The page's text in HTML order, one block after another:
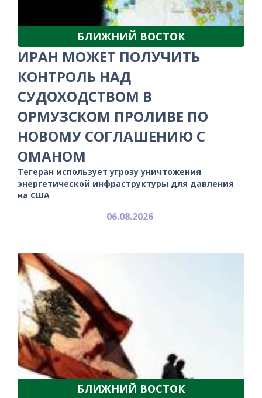
БЛИЖНИЙ ВОСТОК
ИРАН МОЖЕТ ПОЛУЧИТЬ
КОНТРОЛЬ НАД
СУДОХОДСТВОМ В
ОРМУЗСКОМ ПРОЛИВЕ ПО
НОВОМУ СОГЛАШЕНИЮ С
ОМАНОМ
Тегеран использует угрозу уничтожения
энергетической инфраструктуры для давления
на США
06.08.2026
БЛИЖНИЙ ВОСТОК